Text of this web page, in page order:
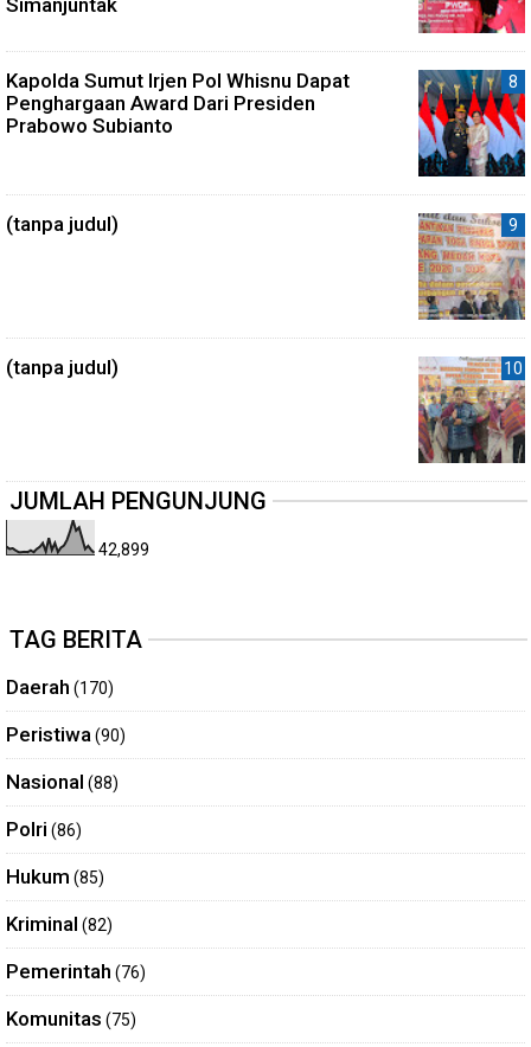
Simanjuntak
Kapolda Sumut Irjen Pol Whisnu Dapat
Penghargaan Award Dari Presiden
Prabowo Subianto
(tanpa judul)
(tanpa judul)
JUMLAH PENGUNJUNG
42,899
TAG BERITA
Daerah (170)
Peristiwa(90)
Nasional (88)
Polri (86)
Hukum (85)
Kriminal (82)
Pemerintah (76)
Komunitas (75)